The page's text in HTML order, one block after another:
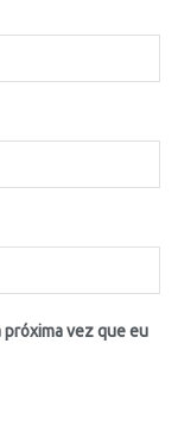
próxima vez que eu